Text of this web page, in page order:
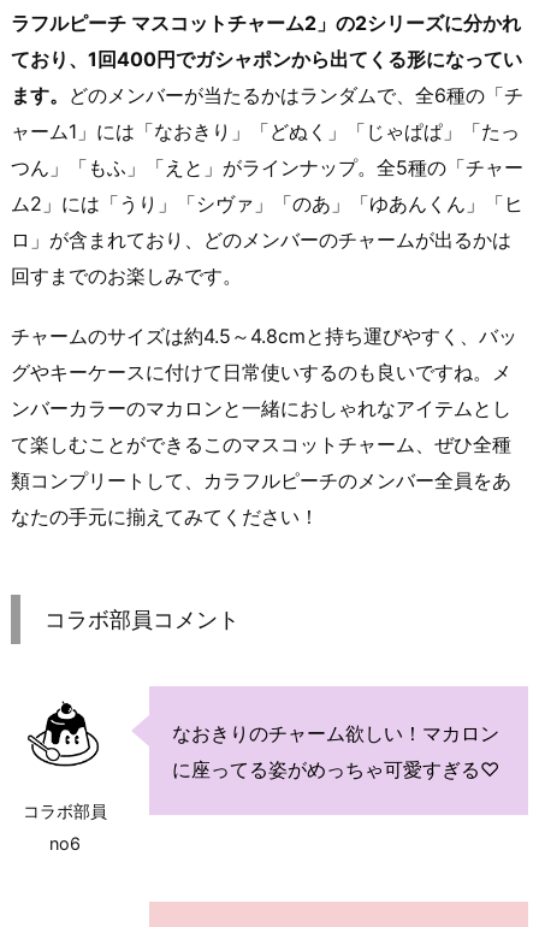
ラフルピーチ マスコットチャーム2」の2シリーズに分かれ
ており、1回400円でガシャポンから出てくる形になってい
ます。 どのメンバーが当たるかはランダムで、全6種の「チ
ャーム1」には「なおきり」「どぬく」「じゃぱぱ」「たっ
つん」「もふ」「えと」がラインナップ。全5種の「チャー
ム2」には「うり」「シヴァ」「のあ」「ゆあんくん」「ヒ
ロ」が含まれており、どのメンバーのチャームが出るかは
回すまでのお楽しみです。
チャームのサイズは約4.5～4.8cmと持ち運びやすく、バッ
グやキーケースに付けて日常使いするのも良いですね。メ
ンバーカラーのマカロンと一緒におしゃれなアイテムとし
て楽しむことができるこのマスコットチャーム、ぜひ全種
類コンプリートして、カラフルピーチのメンバー全員をあ
なたの手元に揃えてみてください！
コラボ部員コメント
コラボ部員
no6
なおきりのチャーム欲しい！マカロン
に座ってる姿がめっちゃ可愛すぎる♡